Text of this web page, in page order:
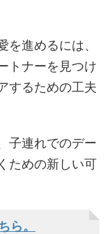
を進めるには、
トナーを見つけ
するための工夫
子連れでのデー
ための新しい可
ら。